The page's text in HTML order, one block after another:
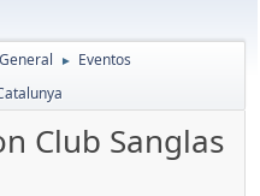
► Eventos
Club Sanglas